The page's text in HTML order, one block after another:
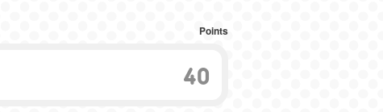
Points
40